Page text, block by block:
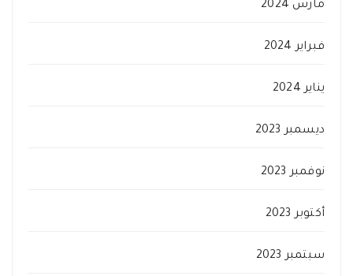
مارس 2024
فبراير 2024
يناير 2024
ديسمبر 2023
نوفمبر 2023
أكتوبر 2023
سبتمبر 2023